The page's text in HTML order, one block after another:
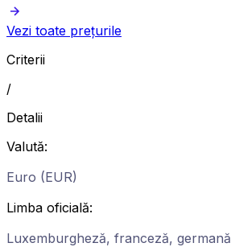
Vezi toate prețurile
Criterii
/
Detalii
Valută:
Euro (EUR)
Limba oficială:
Luxemburgheză, franceză, germană